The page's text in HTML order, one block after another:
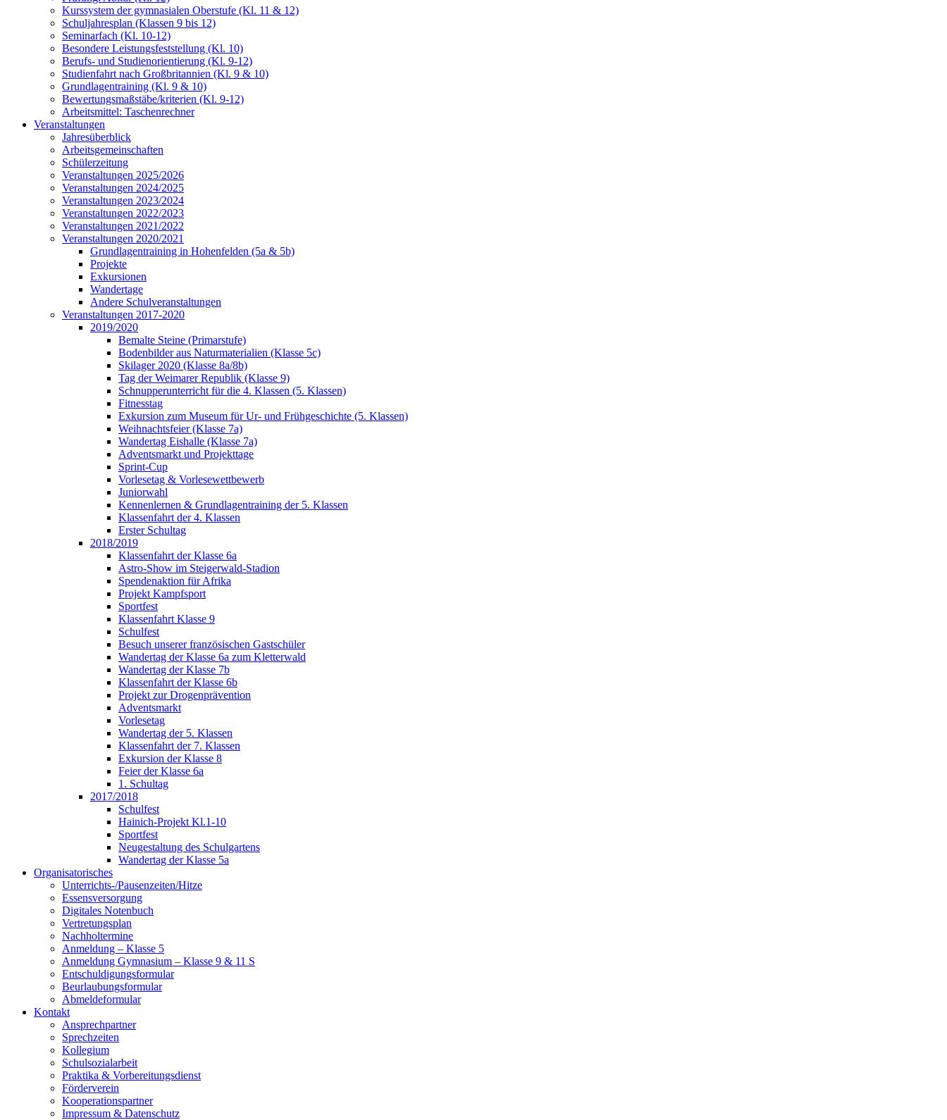
Kurssystem der gymnasialen Oberstufe (Kl. 11 & 12)
Schuljahresplan (Klassen 9 bis 12)
Seminarfach (Kl. 10-12)
Besondere Leistungsfeststellung (Kl. 10)
Berufs- und Studienorientierung (Kl. 9-12)
Studienfahrt nach Großbritannien (Kl. 9 & 10)
Grundlagentraining (Kl. 9 & 10)
Bewertungsmaßstäbe/kriterien (Kl. 9-12)
Arbeitsmittel: Taschenrechner
Veranstaltungen
Jahresüberblick
Arbeitsgemeinschaften
Schülerzeitung
Veranstaltungen 2025/2026
Veranstaltungen 2024/2025
Veranstaltungen 2023/2024
Veranstaltungen 2022/2023
Veranstaltungen 2021/2022
Veranstaltungen 2020/2021
Grundlagentraining in Hohenfelden (5a & 5b)
Projekte
Exkursionen
Wandertage
Andere Schulveranstaltungen
Veranstaltungen 2017-2020
2019/2020
Bemalte Steine (Primarstufe)
Bodenbilder aus Naturmaterialien (Klasse 5c)
Skilager 2020 (Klasse 8a/8b)
Tag der Weimarer Republik (Klasse 9)
Schnupperunterricht für die 4. Klassen (5. Klassen)
Fitnesstag
Exkursion zum Museum für Ur- und Frühgeschichte (5. Klassen)
Weihnachtsfeier (Klasse 7a)
Wandertag Eishalle (Klasse 7a)
Adventsmarkt und Projekttage
Sprint-Cup
Vorlesetag & Vorlesewettbewerb
Juniorwahl
Kennenlernen & Grundlagentraining der 5. Klassen
Klassenfahrt der 4. Klassen
Erster Schultag
2018/2019
Klassenfahrt der Klasse 6a
Astro-Show im Steigerwald-Stadion
Spendenaktion für Afrika
Projekt Kampfsport
Sportfest
Klassenfahrt Klasse 9
Schulfest
Besuch unserer französischen Gastschüler
Wandertag der Klasse 6a zum Kletterwald
Wandertag der Klasse 7b
Klassenfahrt der Klasse 6b
Projekt zur Drogenprävention
Adventsmarkt
Vorlesetag
Wandertag der 5. Klassen
Klassenfahrt der 7. Klassen
Exkursion der Klasse 8
Feier der Klasse 6a
1. Schultag
2017/2018
Schulfest
Hainich-Projekt Kl.1-10
Sportfest
Neugestaltung des Schulgartens
Wandertag der Klasse 5a
Organisatorisches
Unterrichts-/Pausenzeiten/Hitze
Essensversorgung
Digitales Notenbuch
Vertretungsplan
Nachholtermine
Anmeldung – Klasse 5
Anmeldung Gymnasium – Klasse 9 & 11 S
Entschuldigungsformular
Beurlaubungsformular
Abmeldeformular
Kontakt
Ansprechpartner
Sprechzeiten
Kollegium
Schulsozialarbeit
Praktika & Vorbereitungsdienst
Förderverein
Kooperationspartner
Impressum & Datenschutz